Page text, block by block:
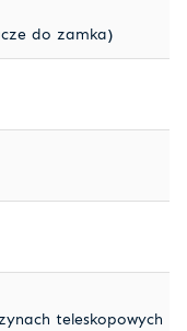
do zamka)
teleskopowych